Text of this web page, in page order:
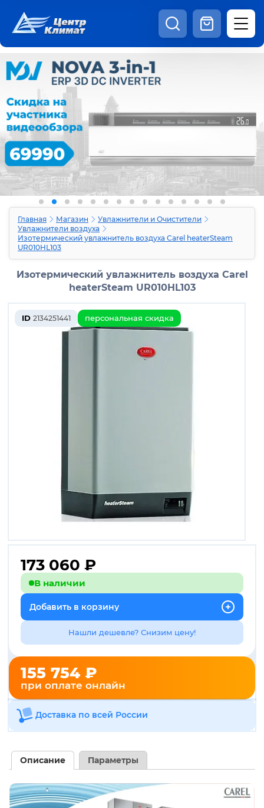
Каталог
Статьи
Наши работы Отзывы
Доставка и оплата Оферта
Контакты
8:00 - 20:00 Шоурум
Главная Магазин
Увлажнители и Очистители
Увлажнители воздуха
Изотермический увлажнитель воздуха Carel heaterSteam
UR010HL103
Изотермический увлажнитель воздуха Carel
heaterSteam UR010HL103
ID 2134251441 персональная скидка
173 060 ₽
В наличии
Добавить в корзину
Нашли дешевле? Снизим цену!
155 754 ₽
при оплате онлайн
Доставка по всей России
Описание Параметры